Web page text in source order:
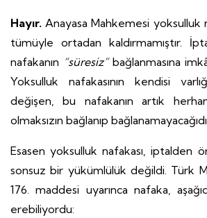
Hayır.Anayasa Mahkemesi yoksulluk
tümüyle ortadan kaldırmamıştır.
nafakanın “süresiz”bağlanmasına
Yoksulluk nafakasının kendisi
değişen, bu nafakanın artık
olmaksızın bağlanıp
Esasen yoksulluk nafakası, iptalden
sonsuz bir yükümlülük değildi. Türk
176. maddesi uyarınca nafaka,
erebiliyordu: